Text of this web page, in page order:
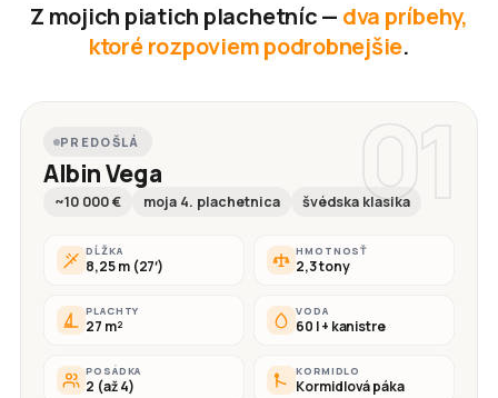
Z mojich piatich plachetníc — dva príbehy,
ktoré rozpoviem podrobnejšie.
01
PREDOŠLÁ
Albin Vega
~10 000 € moja 4. plachetnica švédska klasika
DĹŽKA
8,25 m (27′)
HMOTNOSŤ
2,3 tony
PLACHTY
27 m²
VODA
60 l + kanistre
POSÁDKA
2 (až 4)
KORMIDLO
Kormidlová páka